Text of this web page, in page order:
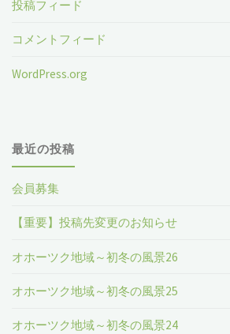
投稿フィード
コメントフィード
WordPress.org
最近の投稿
会員募集
【重要】投稿先変更のお知らせ
オホーツク地域～初冬の風景26
オホーツク地域～初冬の風景25
オホーツク地域～初冬の風景24